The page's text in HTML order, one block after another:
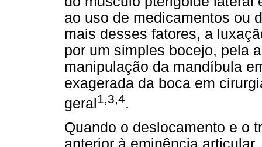
ao uso de medicamentos ou
mais desses fatores, a
por um simples bocejo, pela
manipulação da mandíbula
exagerada da boca em
geral1,3,4.
Quando o deslocamento e o
anterior à eminência